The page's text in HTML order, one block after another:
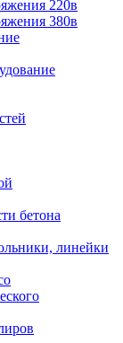
220в
380в
бетона
линейки